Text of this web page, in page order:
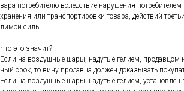
вара пот­ре­бите­лю вследс­твие на­руше­ния
хра­нения или тран­спор­ти­ров­ки то­вара, дей­ствий
лимой си­лы
Что это зна­чит?
Ес­ли на воз­душные ша­ры, на­дутые ге­ли­ем, про­дав­цом
ный срок, то ви­ну про­дав­ца дол­жен до­казы­вать
Ес­ли на воз­душные ша­ры, на­дутые ге­ли­ем, ус­та­нов­лен